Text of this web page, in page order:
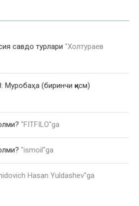
савдо турлари "Холтураев
(биринчи қисм)
"FITFILO"ga
"ismoil "ga
Hasan Yuldashev"ga